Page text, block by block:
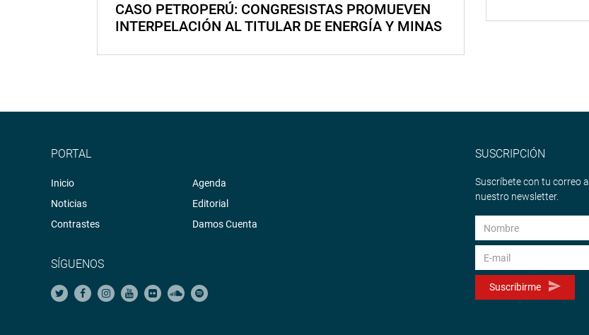
CASO PETROPERÚ: CONGRESISTAS PROMUEVEN
INTERPELACIÓN AL TITULAR DE ENERGÍA Y MINAS
PORTAL
Inicio
Noticias
Contrastes
Agenda
Editorial
Damos Cuenta
SÍGUENOS
SUSCRIPCIÓN
Suscríbete con tu correo a
nuestro newsletter.
Suscribirme